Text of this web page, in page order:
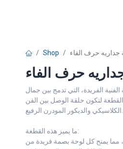
Shop جداريه حرف الفاء
حرف الفاء
الفريدة، التي تدمج بين جمال
لتكون حلقة الوصل بين الفن
ما يميز هذه القطعة:
مما يمنح كل لوحة بصمة فريدة من